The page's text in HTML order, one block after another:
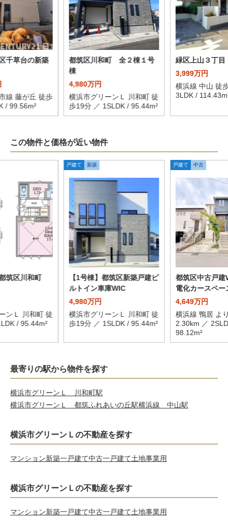
千草台の新築
線 藤が丘 徒歩
/ 99.56m²
都筑区川和町 全２棟１号
棟
4,980万円
横浜市グリーンＬ 川和町 徒
歩19分 ／ 1SLDK / 95.44m²
緑区上山３丁目
3,999万円
横浜線 中山 徒
3LDK /
この物件と価格が近い物件
筑区川和町
ンＬ 川和町 徒
/ 95.44m²
戸建て 新築
【1号棟】都筑区新築戸建ビ
ルトイン車庫WIC
4,980万円
横浜市グリーンＬ 川和町 徒
歩19分 ／ 1SLDK / 95.44m²
戸建て 中古
都筑区中古戸建
電化カースペー
4,649万円
横浜線 鴨居 よ
2.30km ／
98.12m²
最寄りの駅から物件を探す
横浜市グリーンＬ 川和町駅
横浜市グリーンＬ 都筑ふれあいの丘駅横浜線 中山駅
横浜市グリーンＬの不動産を探す
マンション新築一戸建て中古一戸建て土地事業用
横浜市グリーンＬの不動産を探す
マンション新築一戸建て中古一戸建て土地事業用